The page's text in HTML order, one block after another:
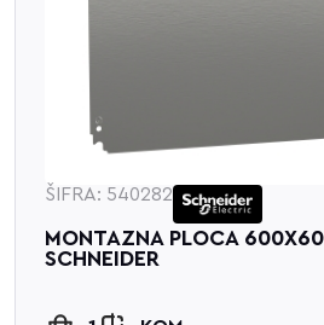
ŠIFRA: 540282
MONTAZNA PLOCA
SCHNEIDER